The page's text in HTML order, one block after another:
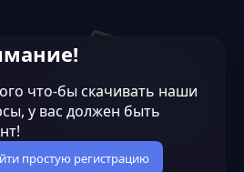
что-бы скачивать наши
у вас должен быть
простую регистрацию